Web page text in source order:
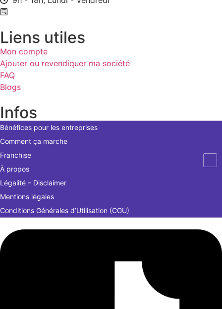
Liens utiles
Mon compte
Ajouter ou revendiquer ma société
FAQ
Blogs
Infos
Bénéfices pour les entreprises
Comment ça marche
Franchise
À propos
Légalité – Disclaimer
Mentions légales
Conditions Générales d’Utilisation (CGU)